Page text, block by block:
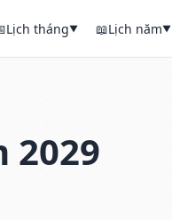
Lịch tháng▼ 📖Lịch năm▼
2029